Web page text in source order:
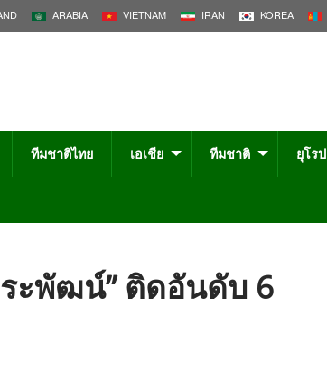
ARABIA VIETNAM IRAN KOREA
ทีมชาติไทย เอเชีย ทีมชาติ ยุโรป
ระพัฒน์” ติดอันดับ 6